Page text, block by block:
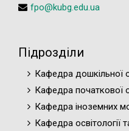
fpo@kubg.edu.ua
Підрозділи
Кафедра дошкільної
Кафедра початкової
Кафедра іноземних
Кафедра освітології